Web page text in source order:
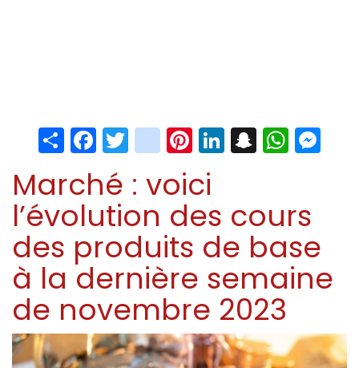
ShareFacebook
Twitter
instagram
Pinterest
LinkedIn
Snapchat
Marché : voici
l’évolution des cours
des produits de base
à la dernière semaine
de novembre 2023